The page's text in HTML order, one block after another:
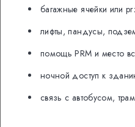
багажные ячейки или
лифты, пандусы,
помощь PRM и место
ночной доступ к
связь с автобусом,